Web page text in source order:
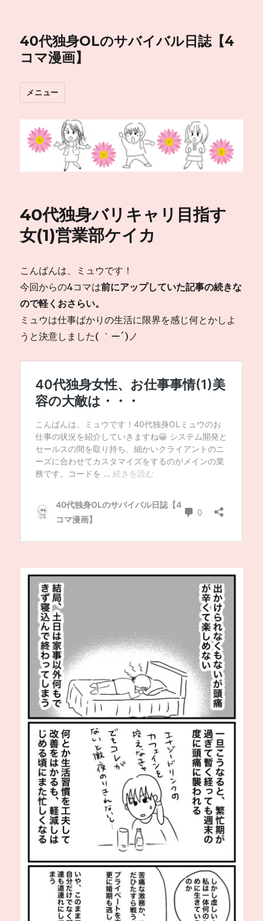
40代独身OLのサバイバル日誌【4
コマ漫画】
メニュー
40代独身バリキャリ目指す
女(1)営業部ケイカ
こんばんは、ミュウです！
今回からの4コマは前にアップしていた記事の続きな
ので軽くおさらい。
ミュウは仕事ばかりの生活に限界を感じ何とかしよ
うと決意しました( ｀ー´)ノ